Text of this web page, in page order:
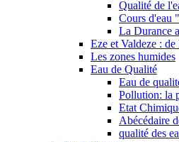
Qualité de
Cours d'eau
La Durance
Eze et Valdeze : de
Les zones humides
Eau de Qualité
Eau de
Pollution: la
Etat
Abécédaire
qualité des